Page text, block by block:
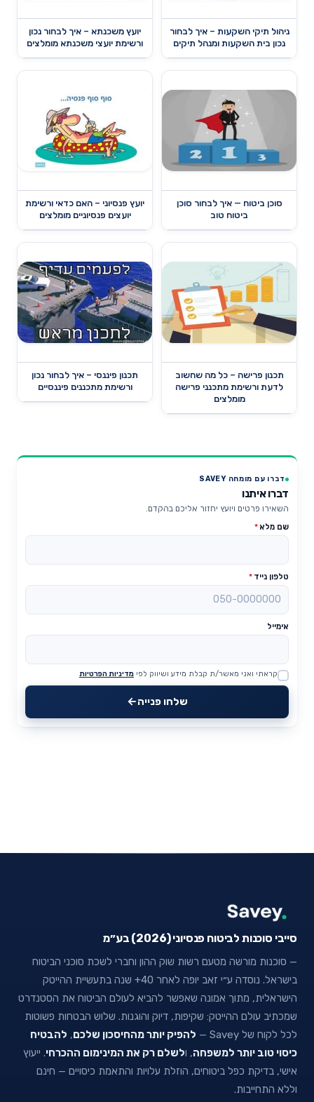
ניהול תיקי השקעות – איך לבחור
נכון בית השקעות ומנהל תיקים
יועץ משכנתא – איך לבחור נכון
ורשימת יועצי משכנתא מומלצים
סוכן ביטוח — איך לבחור סוכן
ביטוח טוב
יועץ פנסיוני – האם כדאי ורשימת
יועצים פנסיוניים מומלצים
תכנון פרישה – כל מה שחשוב
לדעת ורשימת מתכנני פרישה
מומלצים
תכנון פיננסי – איך לבחור נכון
ורשימת מתכננים פיננסיים
דברו עם מומחה SAVEY
דברו איתנו
השאירו פרטים ויועץ יחזור אליכם בהקדם.
שם מלא*
טלפון נייד *
אימייל
Website
קראתי ואני מאשר/ת קבלת מידע ושיווק לפי מדיניות הפרטיות
שלחו פנייה
סייבי סוכנות לביטוח פנסיוני (2026) בע״מ
— סוכנות מורשה מטעם רשות שוק ההון וחברי לשכת סוכני הביטוח
בישראל. נוסדה ע״י זאב יופה לאחר 40+ שנה בתעשיית ההייטק
הישראלית, מתוך אמונה שאפשר להביא לעולם הביטוח את הסטנדרט
שמכתיב עולם ההייטק: שקיפות, דיוק והוגנות. שלוש הבטחות פשוטות
לכל לקוח של Savey —
להפיק יותר מהחיסכון שלכם, להבטיח
כיסוי טוב יותר למשפחה, ולשלם רק את המינימום ההכרחי. ייעוץ
אישי, בדיקת כפל ביטוחים, הוזלת עלויות והתאמת כיסויים — חינם
וללא התחייבות.